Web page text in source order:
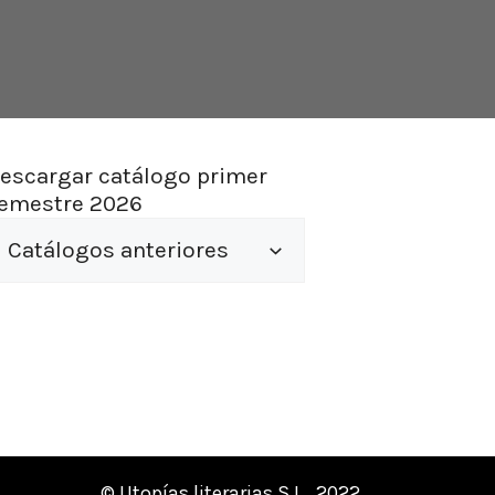
catálogo primer
2026
Catálogos anteriores